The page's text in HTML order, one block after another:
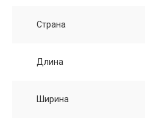
Страна
Длина
Ширина